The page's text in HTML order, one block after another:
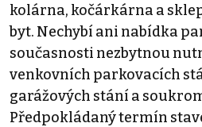
kolárna, kočárkárna a
byt. Nechybí ani nabídka
současnosti nezbytnou
venkovních parkovacích
garážových stání a
Předpokládaný termín